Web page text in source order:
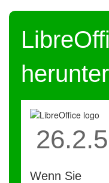
26.2.5
Wenn Sie